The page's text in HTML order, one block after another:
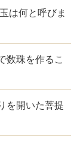
は何と呼びま
数珠を作るこ
を開いた菩提